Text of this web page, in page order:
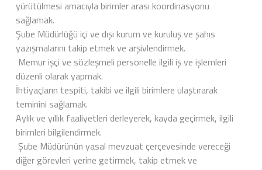
yürütülmesi amacıyla birimler arası koordinasyonu
sağlamak.
Şube Müdürlüğü içi ve dışı kurum ve kuruluş ve şahıs
yazışmalarını takip etmek ve arşivlendirmek.
Memur işçi ve sözleşmeli personelle ilgili iş ve işlemleri
düzenli olarak yapmak.
İhtiyaçların tespiti, takibi ve ilgili birimlere ulaştırarak
teminini sağlamak.
Aylık ve yıllık faaliyetleri derleyerek, kayda geçirmek, ilgili
birimleri bilgilendirmek.
Şube Müdürünün yasal mevzuat çerçevesinde vereceği
diğer görevleri yerine getirmek, takip etmek ve